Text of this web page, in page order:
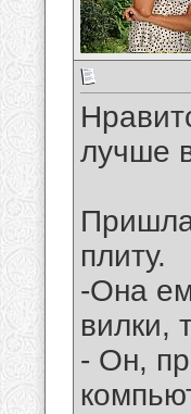
лучше
плиту.
-Она
вилки,
- Он,